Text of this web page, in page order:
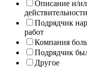
Описание и/
действительности
Подрядчик
работ
Компания
Подрядчик
Другое